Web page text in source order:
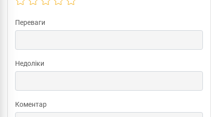
Переваги
Недоліки
Коментар